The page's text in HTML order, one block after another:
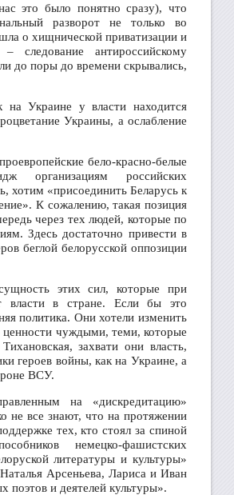
это было понятно сразу), что
разворот не только во
о хищнической приватизации и
следование антироссийскому
до поры до времени скрывались,
Украине у власти находится
Украины, а ослабление
бело-красно-белые
организациям российских
хотим «присоединить Беларусь к
К сожалению, такая позиция
через тех людей, которые по
Здесь достаточно привести в
беглой белорусской оппозиции
этих сил, которые при
власти в стране. Если бы это
политика. Они хотели изменить
чуждыми, теми, которые
захвати они власть,
героев войны, как на Украине, а
ВСУ.
на «дискредитацию»
не все знают, что на протяжении
тех, кто стоял за спиной
немецко-фашистских
литературы и культуры»
Арсеньева, Лариса и Иван
и деятелей культуры».